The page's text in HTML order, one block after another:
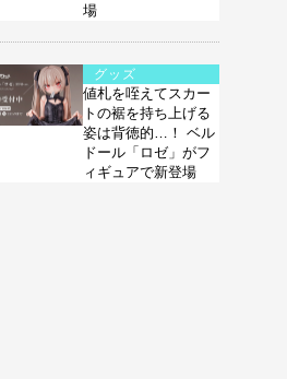
場
グッズ
値札を咥えてスカー
トの裾を持ち上げる
姿は背徳的…！ ベル
ドール「ロゼ」がフ
ィギュアで新登場